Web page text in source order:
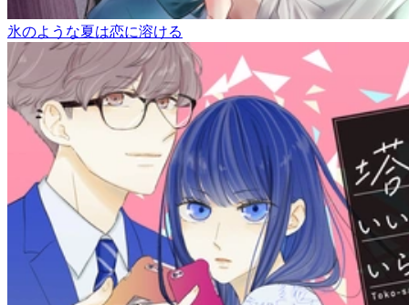
氷のような夏は恋に溶ける